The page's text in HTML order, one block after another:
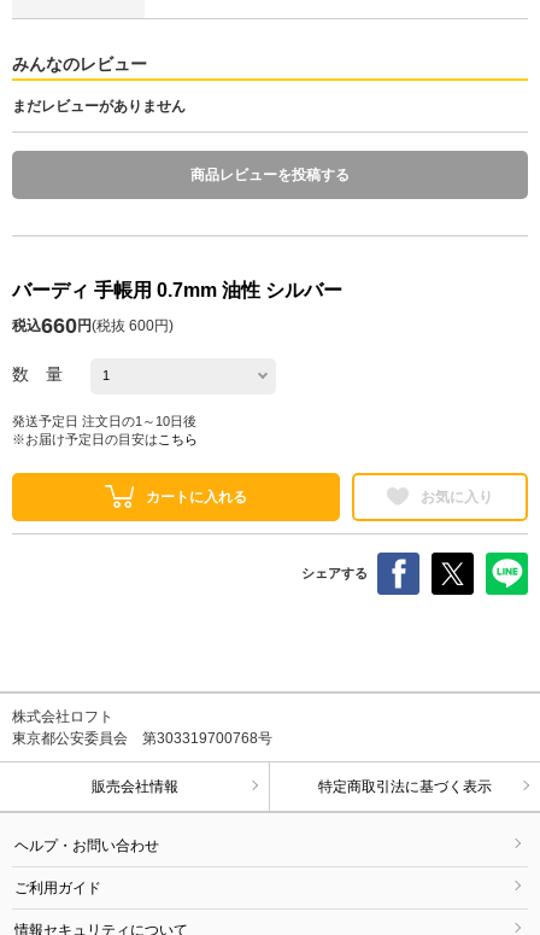
みんなのレビュー
まだレビューがありません
商品レビューを投稿する
バーディ 手帳用 0.7mm 油性 シルバー
税込660円(税抜 600円)
数 量
発送予定日 注文日の1～10日後
※お届け予定日の目安は こちら
カートに入れる お気に入り
シェアする
株式会社ロフト
東京都公安委員会 第303319700768号
販売会社情報 特定商取引法に基づく表示
ヘルプ・お問い合わせ
ご利用ガイド
情報セキュリティについて